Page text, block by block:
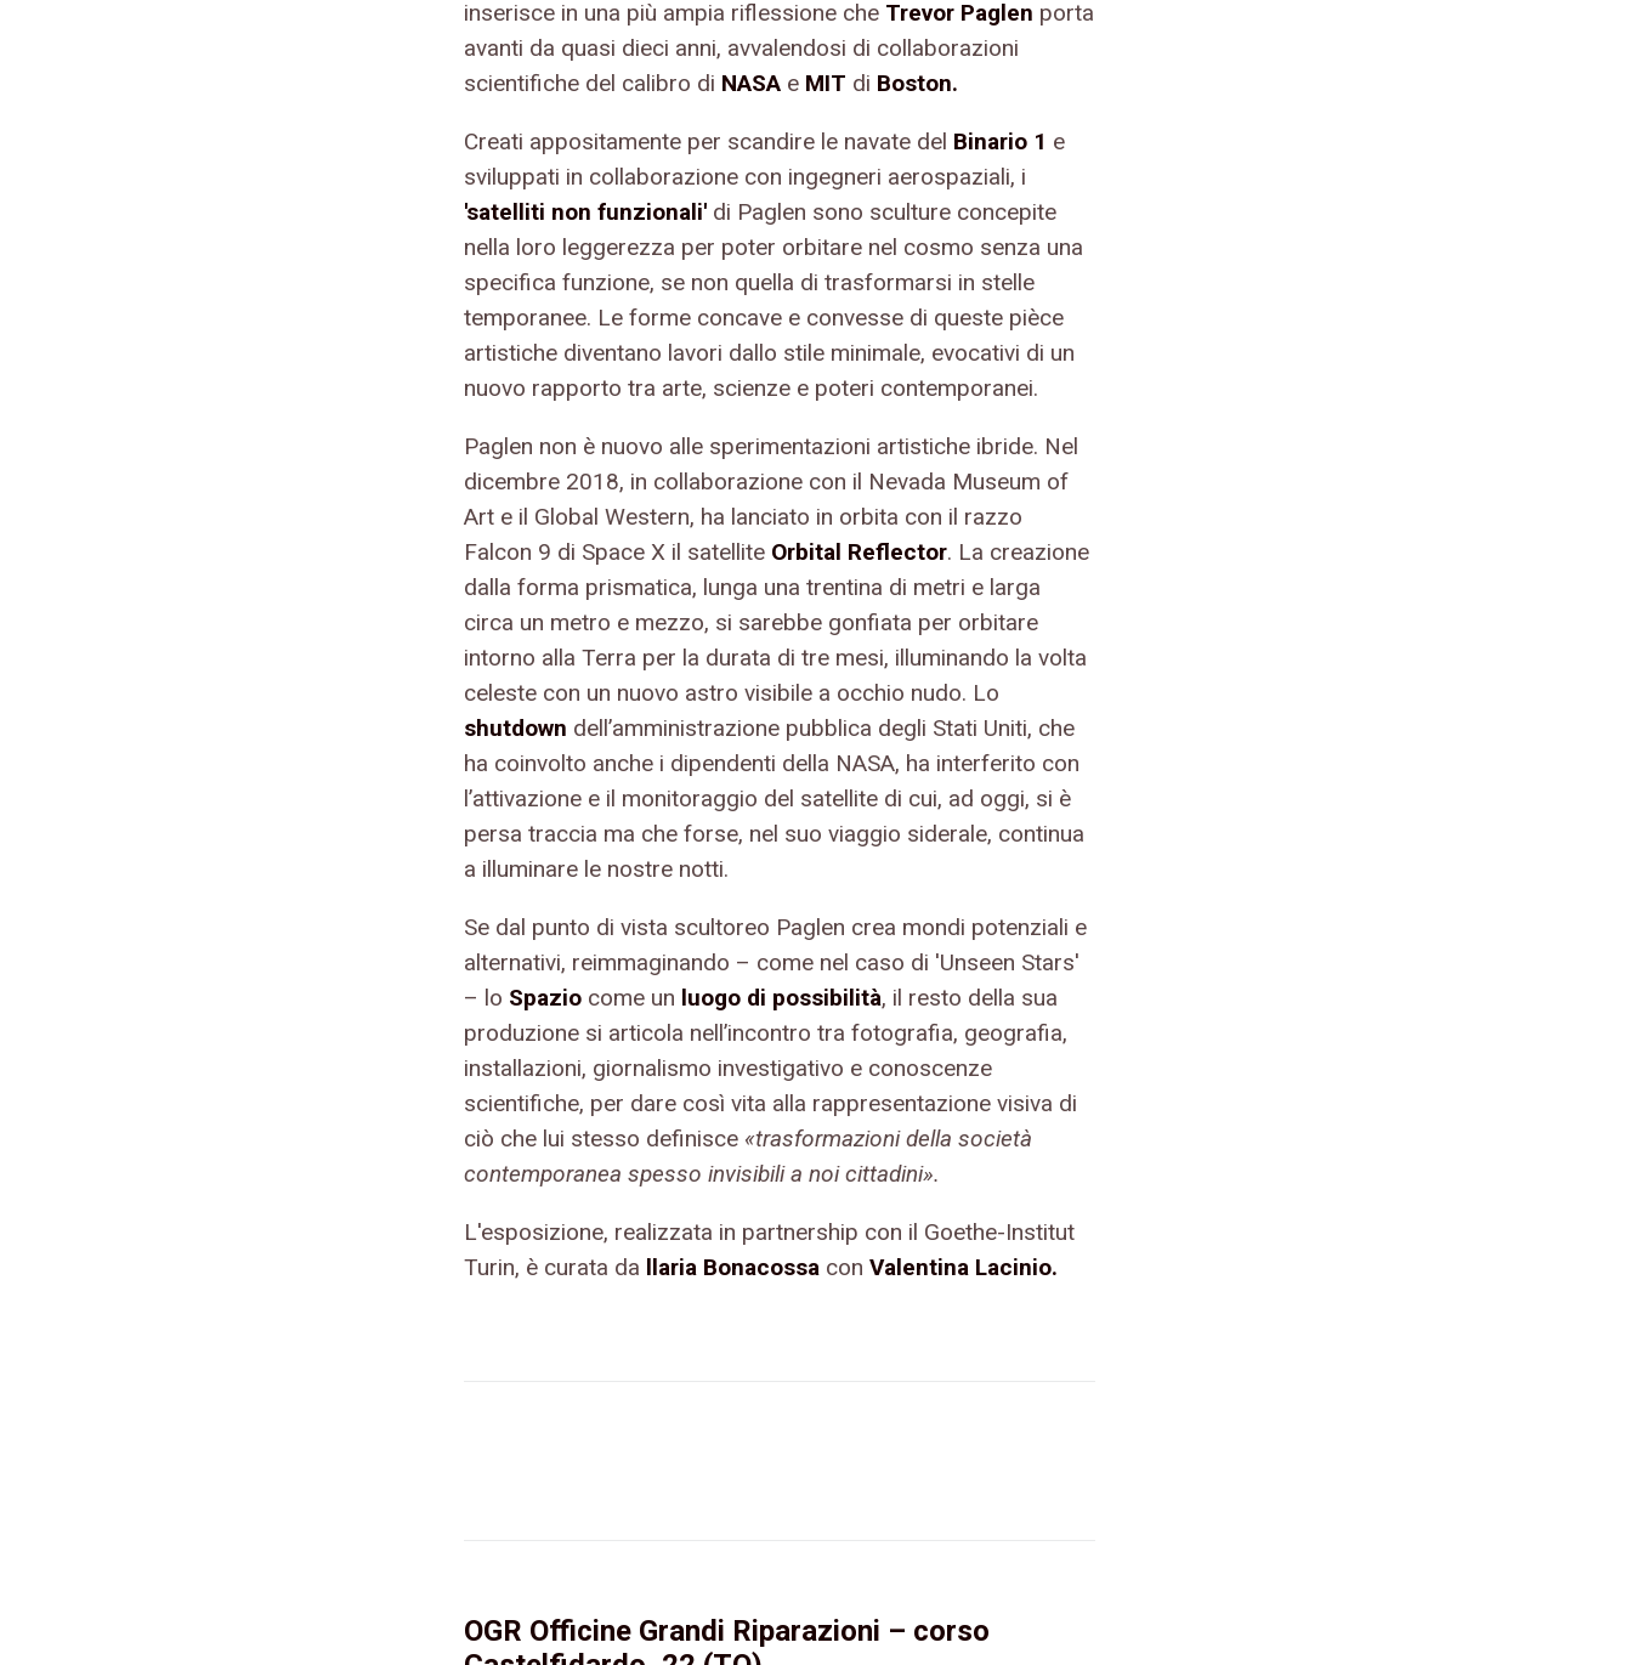
inserisce in una più ampia riflessione che Trevor Paglen porta
avanti da quasi dieci anni, avvalendosi di collaborazioni
scientifiche del calibro di NASA e MIT di Boston.
Creati appositamente per scandire le navate del Binario 1 e
sviluppati in collaborazione con ingegneri aerospaziali, i
'satelliti non funzionali' di Paglen sono sculture concepite
nella loro leggerezza per poter orbitare nel cosmo senza una
specifica funzione, se non quella di trasformarsi in stelle
temporanee. Le forme concave e convesse di queste pièce
artistiche diventano lavori dallo stile minimale, evocativi di un
nuovo rapporto tra arte, scienze e poteri contemporanei.
Paglen non è nuovo alle sperimentazioni artistiche ibride. Nel
dicembre 2018, in collaborazione con il Nevada Museum of
Art e il Global Western, ha lanciato in orbita con il razzo
Falcon 9 di Space X il satellite Orbital Reflector. La creazione
dalla forma prismatica, lunga una trentina di metri e larga
circa un metro e mezzo, si sarebbe gonfiata per orbitare
intorno alla Terra per la durata di tre mesi, illuminando la volta
celeste con un nuovo astro visibile a occhio nudo. Lo
shutdown dell’amministrazione pubblica degli Stati Uniti, che
ha coinvolto anche i dipendenti della NASA, ha interferito con
l’attivazione e il monitoraggio del satellite di cui, ad oggi, si è
persa traccia ma che forse, nel suo viaggio siderale, continua
a illuminare le nostre notti.
Se dal punto di vista scultoreo Paglen crea mondi potenziali e
alternativi, reimmaginando – come nel caso di 'Unseen Stars'
– lo Spazio come un luogo di possibilità, il resto della sua
produzione si articola nell’incontro tra fotografia, geografia,
installazioni, giornalismo investigativo e conoscenze
scientifiche, per dare così vita alla rappresentazione visiva di
ciò che lui stesso definisce «trasformazioni della società
contemporanea spesso invisibili a noi cittadini».
L'esposizione, realizzata in partnership con il Goethe-Institut
Turin, è curata da llaria Bonacossa con Valentina Lacinio.
OGR Officine Grandi Riparazioni – corso